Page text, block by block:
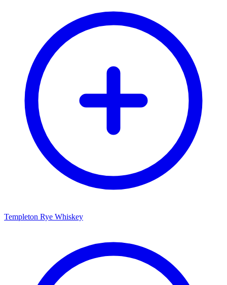
Templeton Rye Whiskey